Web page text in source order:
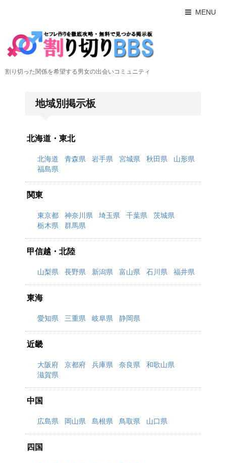
MENU
割り切った関係を希望する男女の出会いコミュニティ
地域別掲示板
北海道・東北
北海道 青森県 岩手県 宮城県 秋田県
山形県
福島県
関東
東京都 神奈川県 埼玉県 千葉県
茨城県
栃木県
群馬県
甲信越・北陸
山梨県 長野県 新潟県 富山県 石川県 福井県
東海
愛知県 三重県 岐阜県 静岡県
近畿
大阪府 京都府 兵庫県 奈良県
和歌山県
滋賀県
中国
広島県 岡山県 島根県 鳥取県 山口県
四国